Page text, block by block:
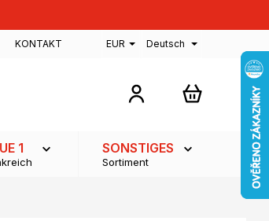
KONTAKT EUR Deutsch
1 SONSTIGES
Sortiment